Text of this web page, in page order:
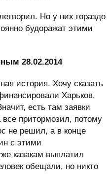
Но у них гораздо
будоражат этими
28.02.2014
история. Хочу сказать
Харьков,
есть там заявки
все притормозил, потому
не решил, а в конце
с этими
казакам выплатил
обещали, но никто